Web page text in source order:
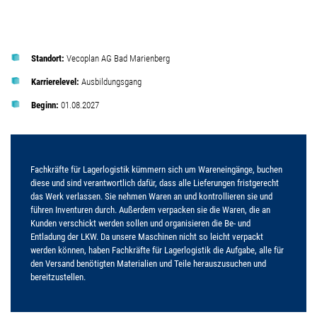
Standort: Vecoplan AG Bad Marienberg
Karrierelevel: Ausbildungsgang
Beginn: 01.08.2027
Fachkräfte für Lagerlogistik kümmern sich um Wareneingänge, buchen
diese und sind verantwortlich dafür, dass alle Lieferungen fristgerecht
das Werk verlassen. Sie nehmen Waren an und kontrollieren sie und
führen Inventuren durch. Außerdem verpacken sie die Waren, die an
Kunden verschickt werden sollen und organisieren die Be- und
Entladung der LKW. Da unsere Maschinen nicht so leicht verpackt
werden können, haben Fachkräfte für Lagerlogistik die Aufgabe, alle für
den Versand benötigten Materialien und Teile herauszusuchen und
bereitzustellen.